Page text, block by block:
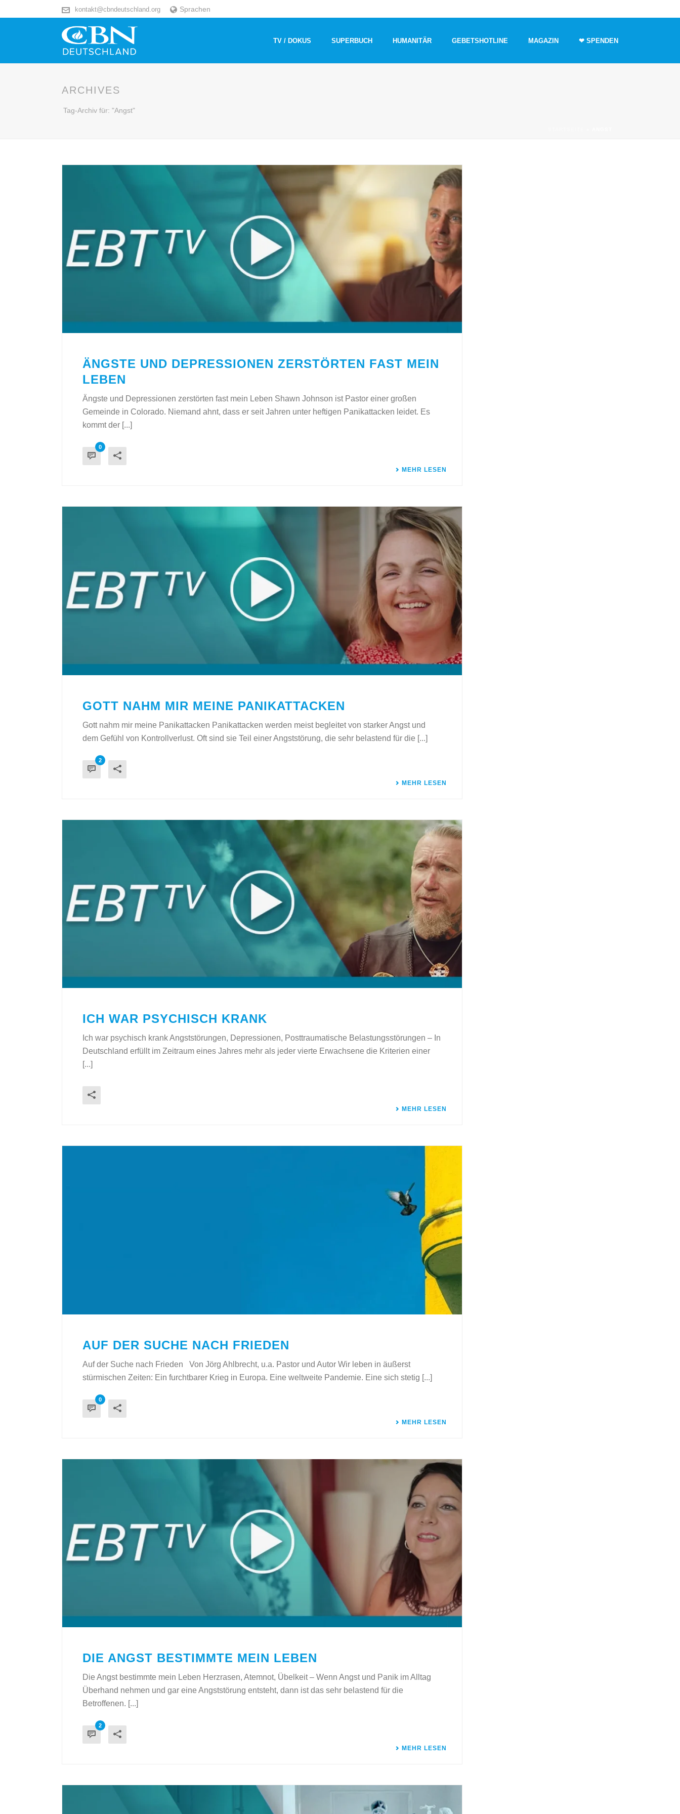
kontakt@cbndeutschland.org Sprachen
TV / DOKUS SUPERBUCH HUMANITÄR GEBETSHOTLINE MAGAZIN ❤ SPENDEN
ARCHIVES
Tag-Archiv für: "Angst"
ÄNGSTE UND DEPRESSIONEN ZERSTÖRTEN FAST MEIN
LEBEN
Ängste und Depressionen zerstörten fast mein Leben Shawn Johnson ist Pastor einer großen
Gemeinde in Colorado. Niemand ahnt, dass er seit Jahren unter heftigen Panikattacken leidet. Es
kommt der [...]
0
MEHR LESEN
GOTT NAHM MIR MEINE PANIKATTACKEN
Gott nahm mir meine Panikattacken Panikattacken werden meist begleitet von starker Angst und
dem Gefühl von Kontrollverlust. Oft sind sie Teil einer Angststörung, die sehr belastend für die [...]
2
MEHR LESEN
ICH WAR PSYCHISCH KRANK
Ich war psychisch krank Angststörungen, Depressionen, Posttraumatische Belastungsstörungen – In
Deutschland erfüllt im Zeitraum eines Jahres mehr als jeder vierte Erwachsene die Kriterien einer
[...]
MEHR LESEN
AUF DER SUCHE NACH FRIEDEN
Auf der Suche nach Frieden Von Jörg Ahlbrecht, u.a. Pastor und Autor Wir leben in äußerst
stürmischen Zeiten: Ein furchtbarer Krieg in Europa. Eine weltweite Pandemie. Eine sich stetig [...]
0
MEHR LESEN
DIE ANGST BESTIMMTE MEIN LEBEN
Die Angst bestimmte mein Leben Herzrasen, Atemnot, Übelkeit – Wenn Angst und Panik im Alltag
Überhand nehmen und gar eine Angststörung entsteht, dann ist das sehr belastend für die
Betroffenen. [...]
2
MEHR LESEN